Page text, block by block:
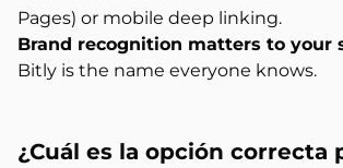
Pages) or mobile deep linking.
Brand recognition matters to your
Bitly is the name everyone knows.
¿Cuál es la opción correcta